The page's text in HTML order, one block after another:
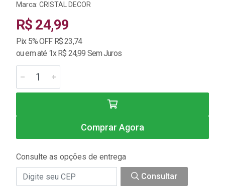
Marca: CRISTAL DECOR
R$ 24,99
Pix 5% OFF R$ 23,74
ou em até 1x R$ 24,99 Sem Juros
Comprar Agora
Consulte as opções de entrega
Consultar